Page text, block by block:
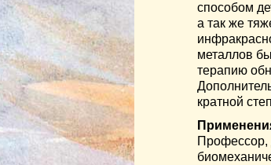
способом
а так же
металлов
терапию
кратной
Профессор,